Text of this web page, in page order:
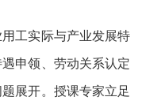
工实际与产业发展特
申领、劳动关系认定
展开。授课专家立足